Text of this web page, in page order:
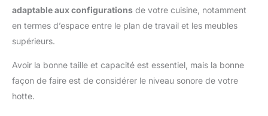
adaptable aux configurations de votre cuisine, notamment
en termes d’espace entre le plan de travail et les meubles
supérieurs.
Avoir la bonne taille et capacité est essentiel, mais la bonne
façon de faire est de considérer le niveau sonore de votre
hotte.